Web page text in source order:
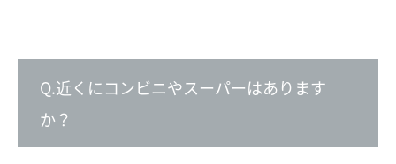
Q.近くにコンビニやスーパーはあります
か？